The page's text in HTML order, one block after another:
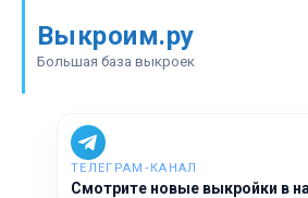
контенту
Выкроим.ру
Большая база выкроек
ТЕЛЕГРАМ‑КАНАЛ
Смотрите новые выкройки в